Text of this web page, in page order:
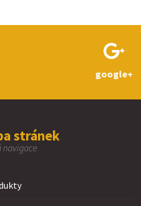
google+
stránek
navigace